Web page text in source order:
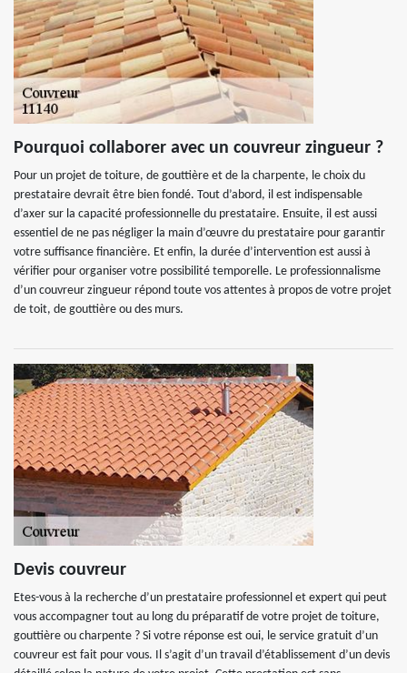
Pourquoi collaborer avec un couvreur zingueur ?
Pour un projet de toiture, de gouttière et de la charpente, le choix du
prestataire devrait être bien fondé. Tout d’abord, il est indispensable
d’axer sur la capacité professionnelle du prestataire. Ensuite, il est aussi
essentiel de ne pas négliger la main d’œuvre du prestataire pour garantir
votre suffisance financière. Et enfin, la durée d’intervention est aussi à
vérifier pour organiser votre possibilité temporelle. Le professionnalisme
d’un couvreur zingueur répond toute vos attentes à propos de votre projet
de toit, de gouttière ou des murs.
Devis couvreur
Etes-vous à la recherche d’un prestataire professionnel et expert qui peut
vous accompagner tout au long du préparatif de votre projet de toiture,
gouttière ou charpente ? Si votre réponse est oui, le service gratuit d’un
couvreur est fait pour vous. Il s’agit d’un travail d’établissement d’un devis